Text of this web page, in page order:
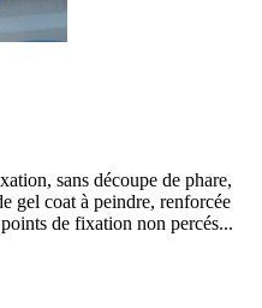
sans découpe de phare,
gel coat à peindre, renforcée
de fixation non percés...